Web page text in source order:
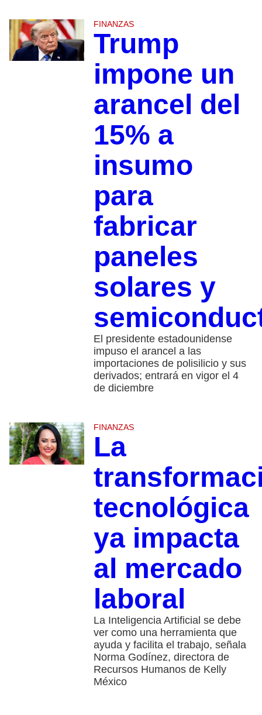
FINANZAS
Trump
impone un
arancel del
15% a
insumo
para
fabricar
paneles
solares y
El presidente estadounidense
impuso el arancel a las
importaciones de polisilicio y sus
derivados; entrará en vigor el 4
de diciembre
FINANZAS
La
tecnológica
ya impacta
al mercado
laboral
La Inteligencia Artificial se debe
ver como una herramienta que
ayuda y facilita el trabajo, señala
Norma Godínez, directora de
Recursos Humanos de Kelly
México